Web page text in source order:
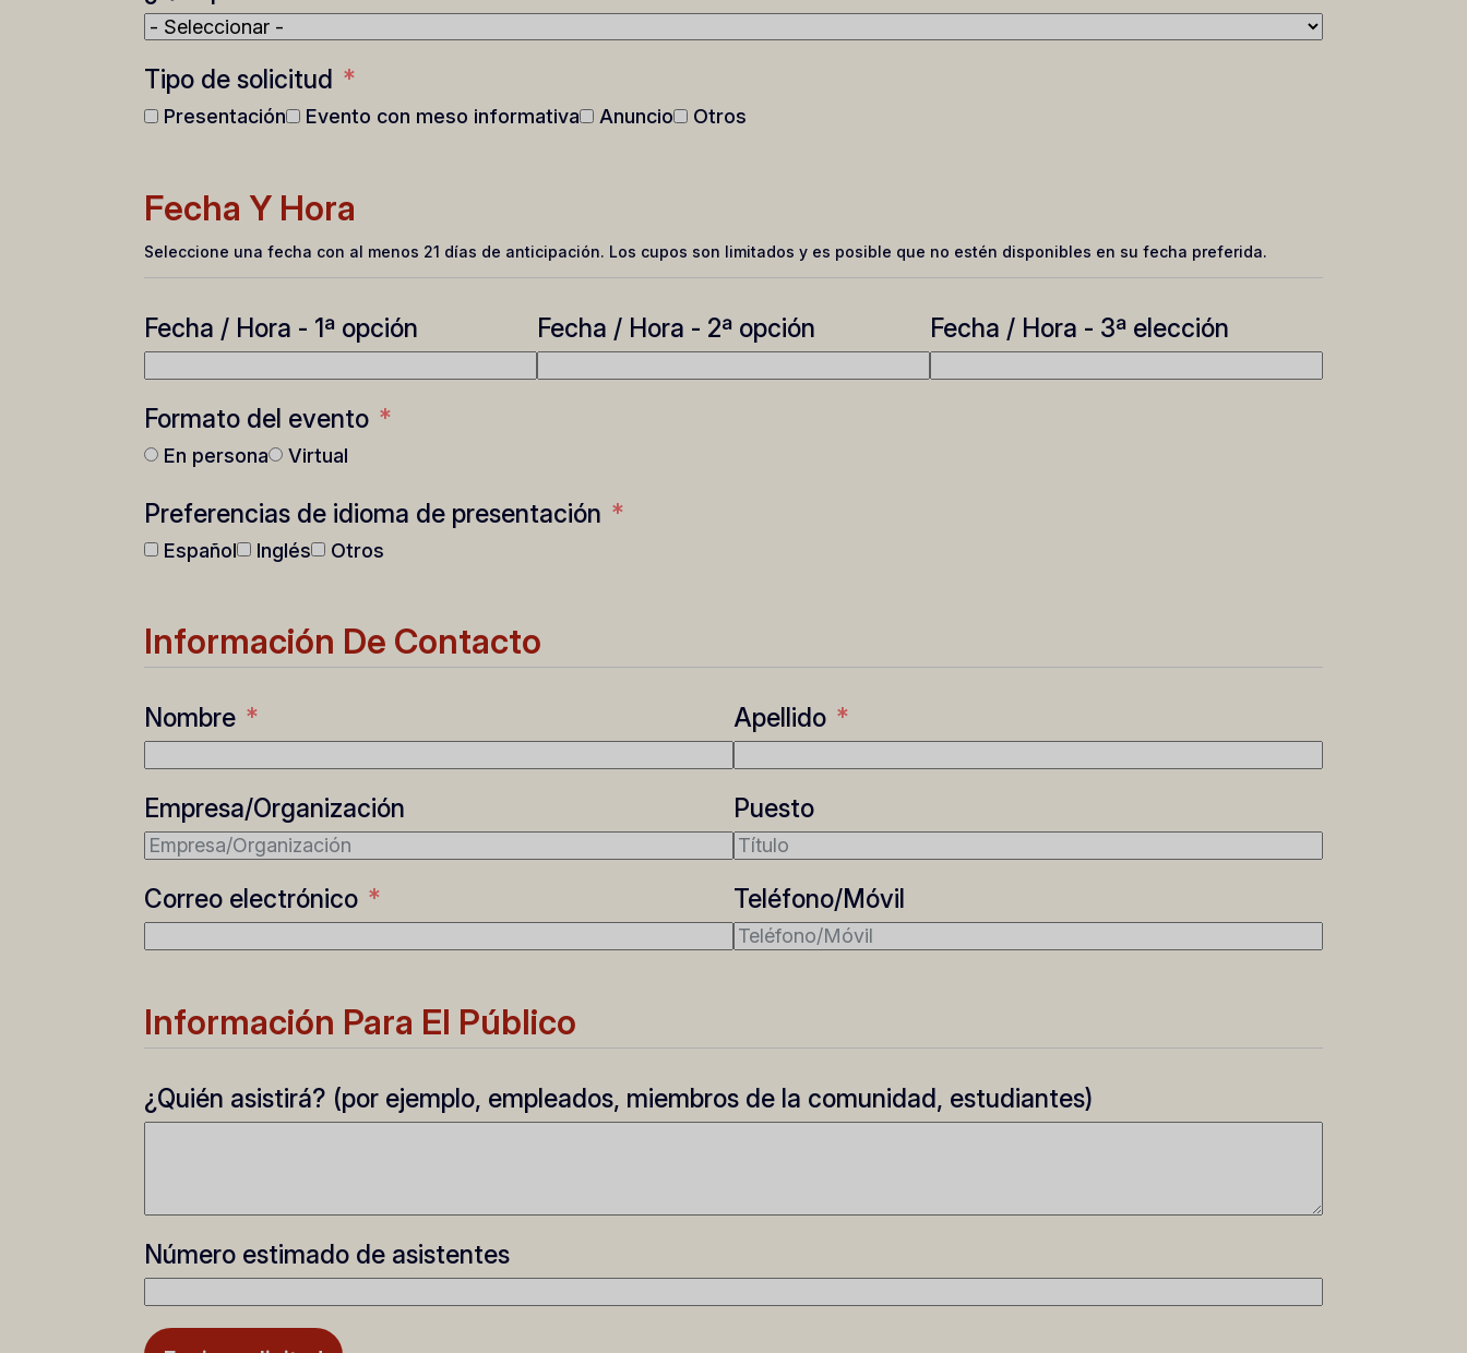
Tipo de solicitud
Presentación Evento con meso informativa Anuncio Otros
Fecha Y Hora
Seleccione una fecha con al menos 21 días de anticipación. Los cupos son limitados y es posible que no estén disponibles en su fecha preferida.
Fecha / Hora - 1ª opción Fecha / Hora - 2ª opción Fecha / Hora - 3ª elección
Formato del evento
En persona Virtual
Preferencias de idioma de presentación
Español Inglés Otros
Información De Contacto
Nombre Apellido
Empresa/Organización Puesto
Correo electrónico Teléfono/Móvil
Información Para El Público
¿Quién asistirá? (por ejemplo, empleados, miembros de la comunidad, estudiantes)
Número estimado de asistentes